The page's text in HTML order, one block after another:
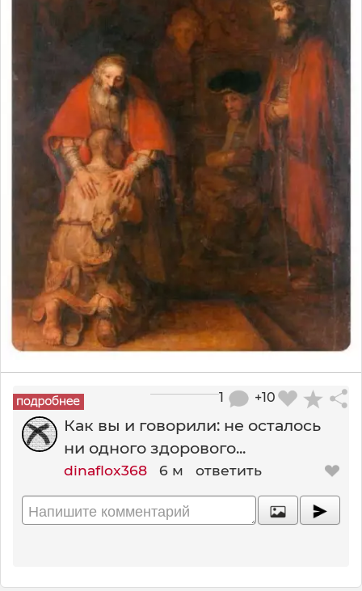
+10
1
Как вы и говорили: не осталось
ни одного здорового...
dinaflox368 6 м ответить